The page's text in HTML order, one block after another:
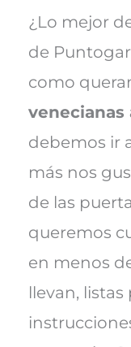
¿Lo mejor
de
como
venecianas
debemos ir
más nos
de las
queremos
en menos
llevan,